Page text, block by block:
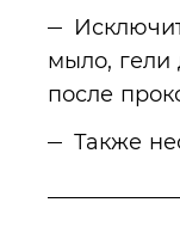
мыло, гели
после
Также